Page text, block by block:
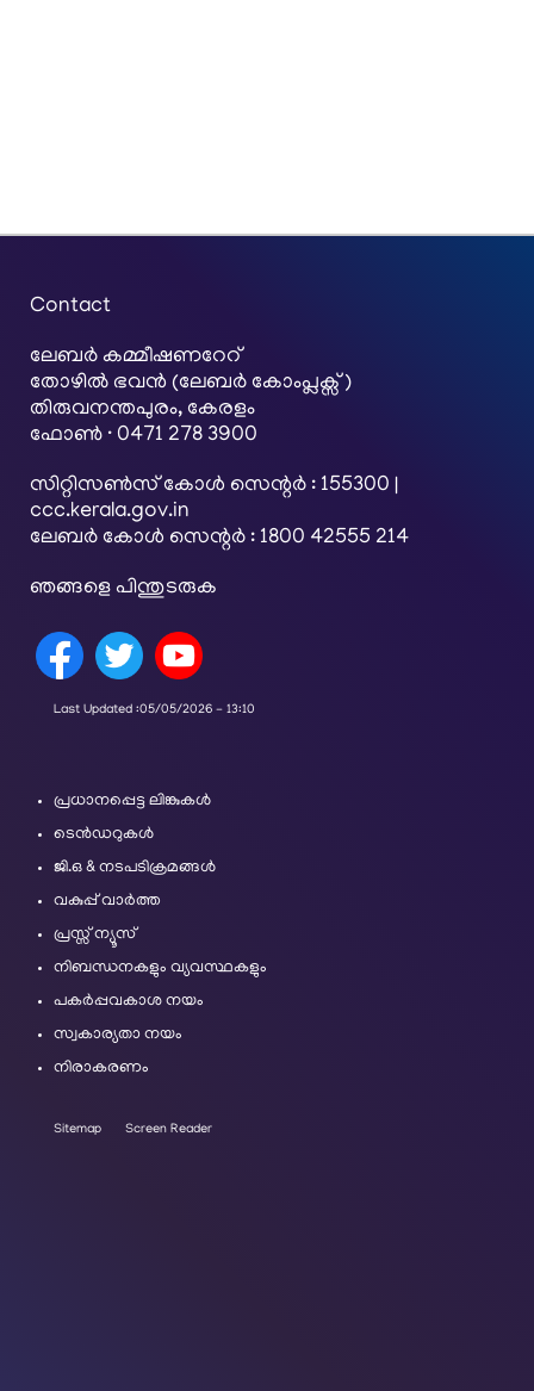
Contact
ലേബര്‍ കമ്മീഷണറേറ്
തോഴിൽ ഭവൻ (ലേബർ കോംപ്ലക്സ്)
തിരുവനന്തപുരം, കേരളം
ഫോൺ · 0471 278 3900
സിറ്റിസൺസ് കോൾ സെന്റർ : 155300 |
ccc.kerala.gov.in
ലേബർ കോൾ സെന്റർ : 1800 42555 214
ഞങ്ങളെ പിന്തുടരുക
Last Updated :05/05/2026 - 13:10
പ്രധാനപ്പെട്ട ലിങ്കുകൾ
ടെൻഡറുകൾ
ജി.ഒ & നടപടിക്രമങ്ങൾ
വകുപ്പ് വാർത്ത
പ്രസ്സ് ന്യൂസ്
നിബന്ധനകളും വ്യവസ്ഥകളും
പകർപ്പവകാശ നയം
സ്വകാര്യതാ നയം
നിരാകരണം
Sitemap Screen Reader